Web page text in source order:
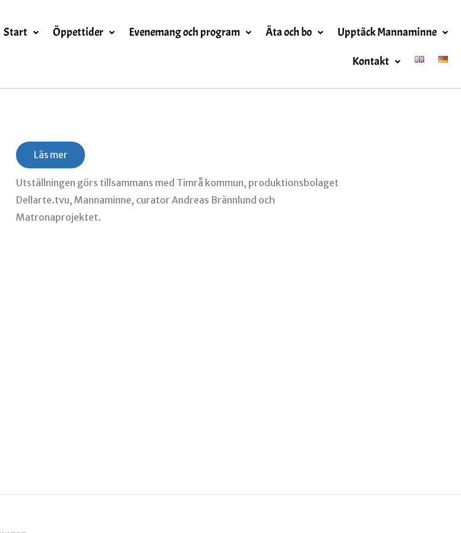
Start Öppettider Evenemang och program Äta och bo Upptäck Mannaminne
Kontakt
Läs mer
Utställningen görs tillsammans med Timrå kommun, produktionsbolaget
Dellarte.tvu, Mannaminne, curator Andreas Brännlund och
Matronaprojektet.